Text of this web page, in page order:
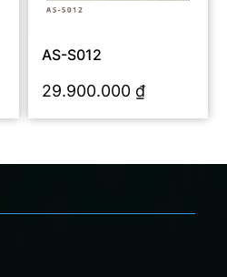
AS-S012
29.900.000 ₫